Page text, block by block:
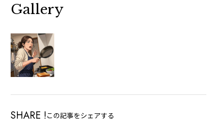
Gallery
SHARE ! この記事をシェアする